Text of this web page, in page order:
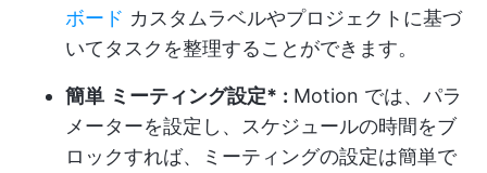
ボード カスタムラベルやプロジェクトに基づ
いてタスクを整理することができます。
簡単 ミーティング設定* : Motion では、パラ
メーターを設定し、スケジュールの時間をブ
ロックすれば、ミーティングの設定は簡単で